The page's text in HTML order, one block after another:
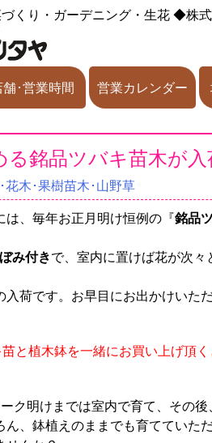
くり・ガーデニング・生花◆株
舗･営業時間 営業カレンダー
銘品ツバキ苗木が
花木･果樹苗木･山野草
は、毎年お正月明け恒例の『銘品
み付きで、室内に置けば花が次
入荷です。お早目にお出かけいた
と植木鉢を一緒にお買い上げ頂
ク明けまでは室内で育て、その
ん、鉢植えのままでも育てていた